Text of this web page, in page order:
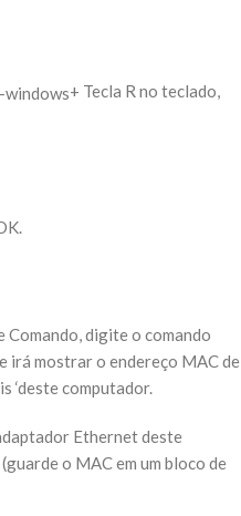
+ Tecla R no teclado,
Comando, digite o comando
irá mostrar o endereço MAC de
‘deste computador.
Ethernet deste
o MAC em um bloco de